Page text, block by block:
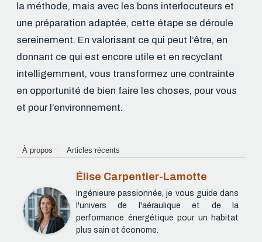
la méthode, mais avec les bons interlocuteurs et
une préparation adaptée, cette étape se déroule
sereinement. En valorisant ce qui peut l’être, en
donnant ce qui est encore utile et en recyclant
intelligemment, vous transformez une contrainte
en opportunité de bien faire les choses, pour vous
et pour l’environnement.
À propos Articles récents
Élise Carpentier-Lamotte
Ingénieure passionnée, je vous guide dans
l'univers de l'aéraulique et de la
performance énergétique pour un habitat
plus sain et économe.